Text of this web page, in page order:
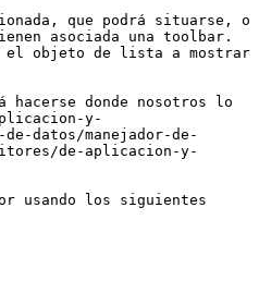
que podrá situarse, o
asociada una toolbar.
el objeto de lista a mostrar
donde nosotros lo
y-
datos/manejador-de-
de-aplicacion-y-
usando los siguientes